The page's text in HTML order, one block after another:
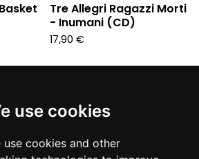
use cookies
use cookies and other
Tre Allegri Ragazzi Morti
- Inumani (CD)
17,90 €